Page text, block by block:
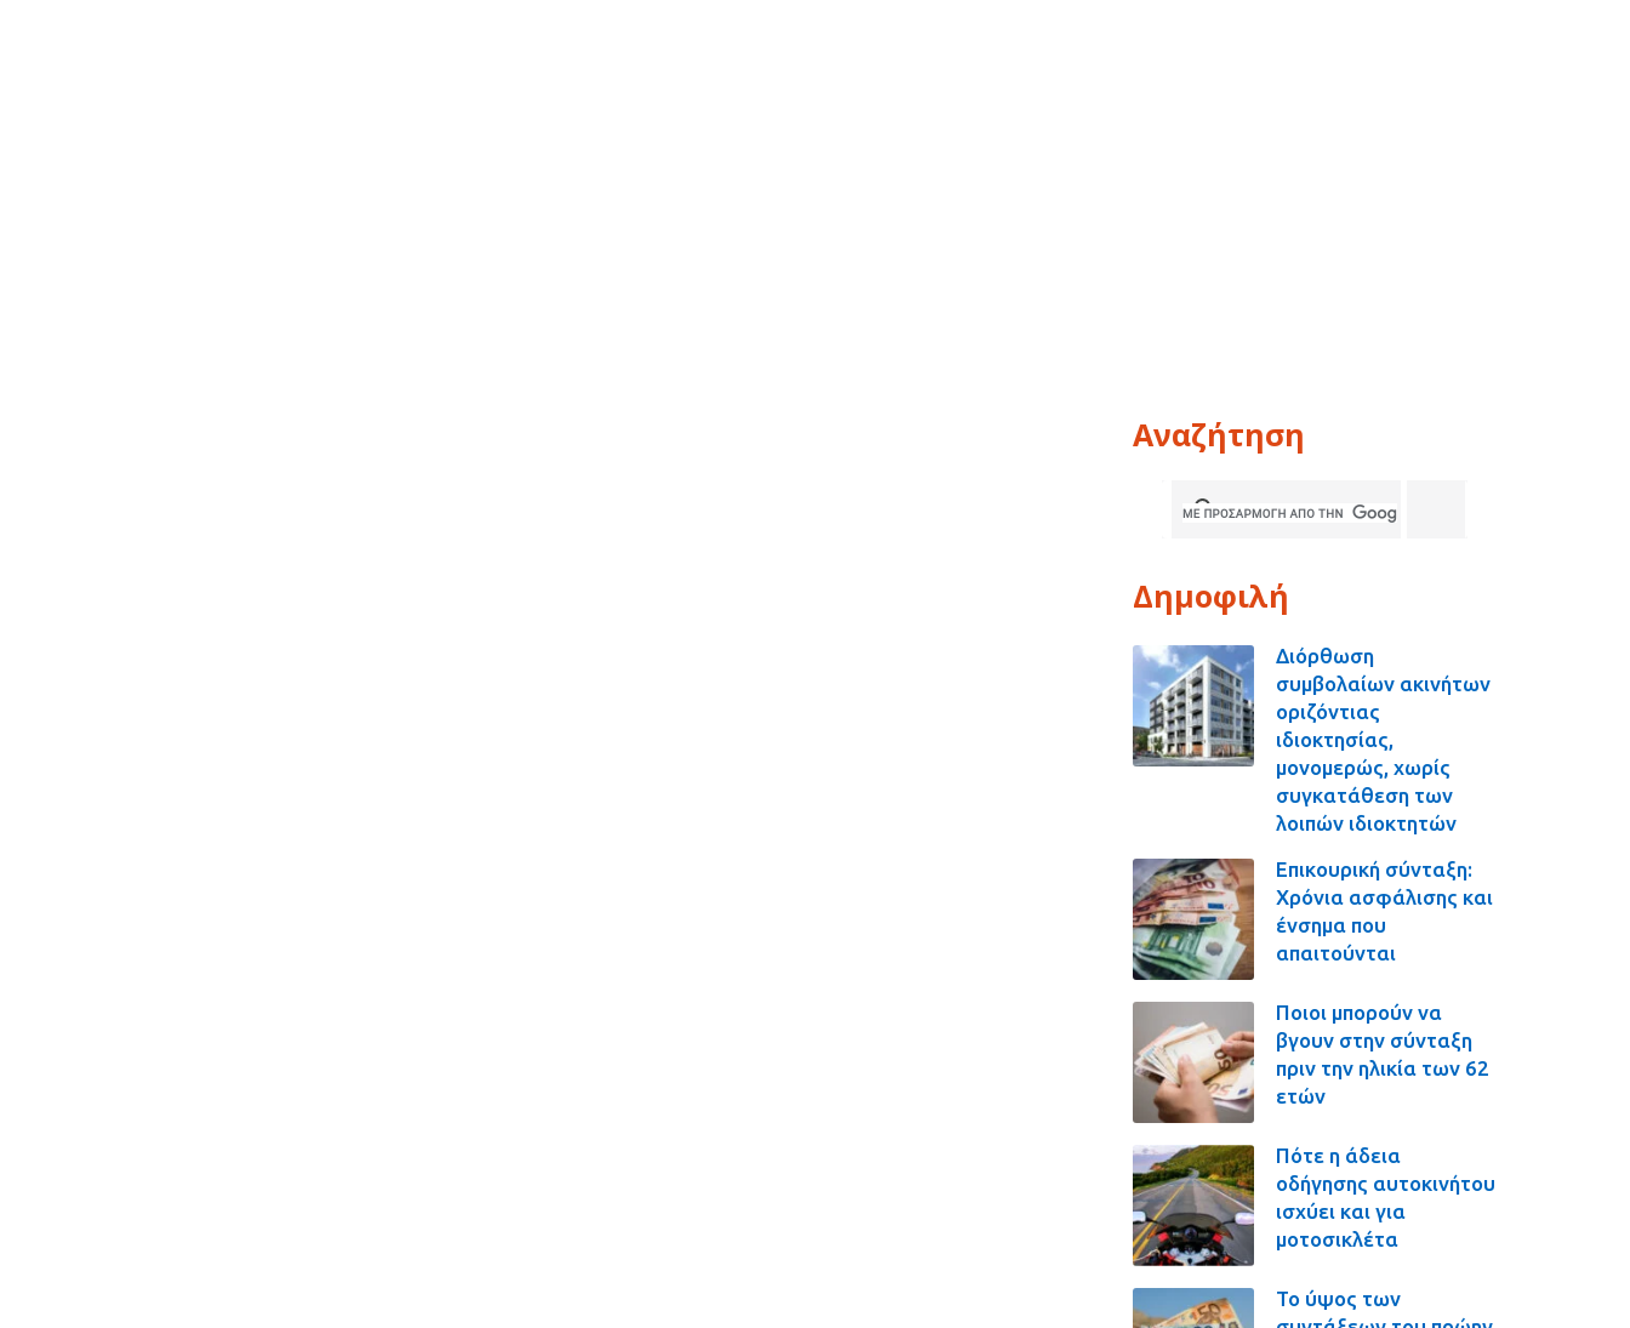
Αναζήτηση
Δημοφιλή
Διόρθωση
συμβολαίων ακινήτων
οριζόντιας
ιδιοκτησίας,
μονομερώς, χωρίς
συγκατάθεση των
λοιπών ιδιοκτητών
Επικουρική σύνταξη:
Χρόνια ασφάλισης και
ένσημα που
απαιτούνται
Ποιοι μπορούν να
βγουν στην σύνταξη
πριν την ηλικία των 62
ετών
Πότε η άδεια
οδήγησης αυτοκινήτου
ισχύει και για
μοτοσικλέτα
Το ύψος των